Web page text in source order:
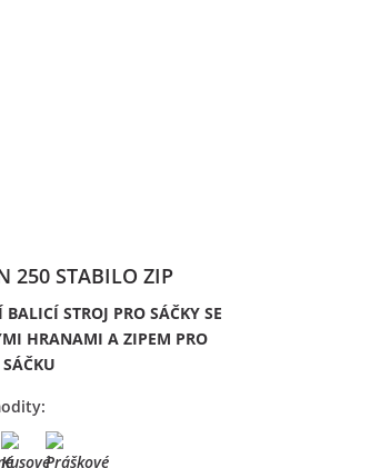
250 STABILO ZIP
STROJ PRO SÁČKY SE
HRANAMI A ZIPEM PRO